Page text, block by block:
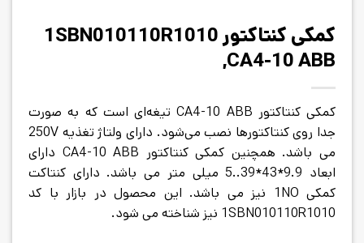
کمکی کنتاکتور 1SBN010110R1010
,CA4-10 ABB
کمکی کنتاکتور CA4-10 ABB
تیغه‌ای است که به صورت
جدا روی کنتاکتور‌ها نصب می‌شود. دارای ولتاژ تغذیه 250V
می باشد. همچنین کمکی کنتاکتور CA4-10 ABB دارای
ابعاد 9.9*43*39..5 میلی متر می باشد. دارای کنتاکت
کمکی 1NO نیز می باشد. این محصول در بازار با کد
1SBN010110R1010 نیز شناخته می شود.